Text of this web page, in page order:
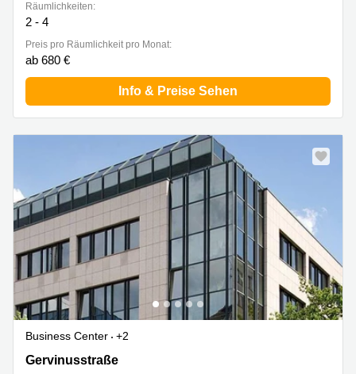
Räumlichkeiten:
2 - 4
Preis pro Räumlichkeit pro Monat:
ab 680 €
Info & Preise Sehen
Business Center
+2
Gervinusstraße 15-17, Frankfurt Innenstadt
Gervinusstraße